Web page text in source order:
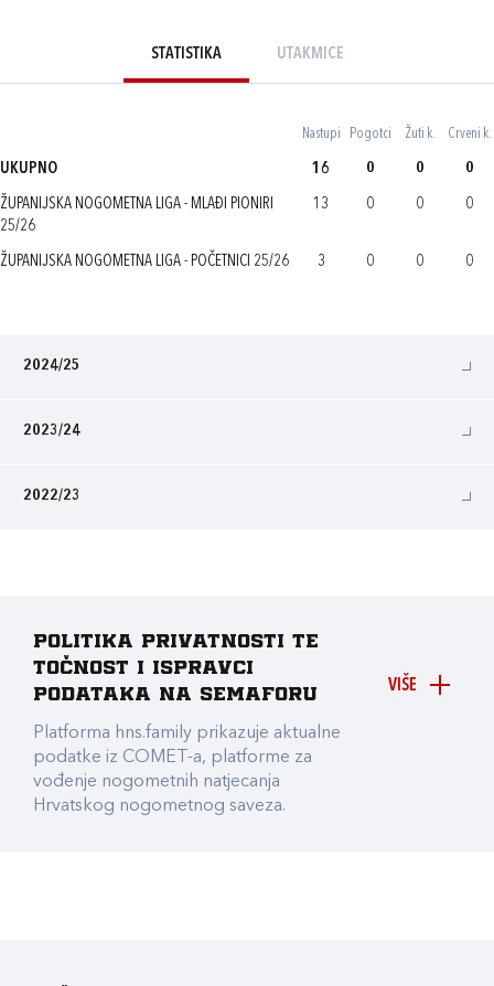
STATISTIKA UTAKMICE
Nastupi Pogotci Žuti k. Crveni k.
UKUPNO 16 0 0 0
ŽUPANIJSKA NOGOMETNA LIGA - MLAĐI PIONIRI
25/26
13 0 0 0
ŽUPANIJSKA NOGOMETNA LIGA - POČETNICI 25/26 3 0 0 0
2024/25
2023/24
2022/23
VIŠE
Politika privatnosti te
točnost i ispravci
podataka na Semaforu
Platforma hns.family prikazuje aktualne
podatke iz COMET-a, platforme za
vođenje nogometnih natjecanja
Hrvatskog nogometnog saveza.